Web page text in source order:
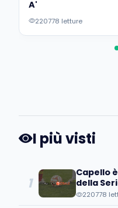
A'
220778 letture
I più visti
1
Capello
della
220778